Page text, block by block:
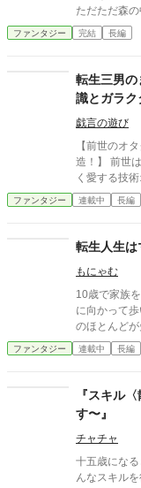
ただただ森
ファンタジー 完結 長編
転生三男の
識とガラク
戯言の遊び
【前世のオ
造！】 前世は「何でも屋」の息子で、機械の解体と研究をこよな
く愛する技
ものの非常に
も、辺境を
の技術オタクと
た『洗濯バ
難しい凄腕
んで、俺の
トしていくことに！？ 大げさな魔法
り上がってい
ファンタジー 連載中 長編
転生人生は
もにゃむ
10歳で家族
に向かって
のほとんど
解した。 思
のこと、家
いた。 これは空き家の管理をすることを条件に祖父母の所有する
小さな家に
ただけの物語である。 前世の記憶が混
どもらしく
ると嬉しいです。 執筆の息抜きに、ふと思いつい
始めたお話
だけると幸いです。 ※画像はAIに描いて
ファンタジー 連載中 長編
『スキル
す〜』
チャチャ
十五歳にな
んなスキル